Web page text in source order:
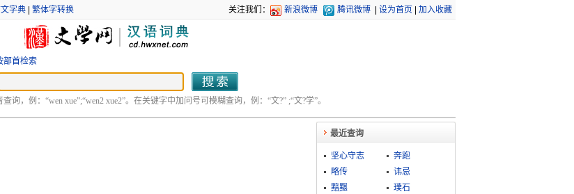
字典| 繁体字转换 关注我们： 新浪微博 腾讯微博 设为首页 加入收藏
部首检索
询，例：“wen xue”;“wen2 xue2”。在关键字中加问号可模糊查询，例：“文?” ;“文?学”。
最近查询
坚心守志
奔跑
略传
讳忌
黯黮
璞石